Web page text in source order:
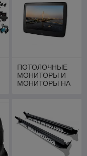
ПОТОЛОЧНЫЕ
МОНИТОРЫ И
МОНИТОРЫ НА